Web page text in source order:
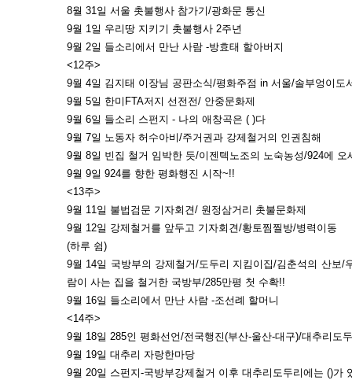
8월 31일 서울 촛불행사 참가기/광화문 통신
9월 1일 우리땅 지키기 촛불행사 2주년
9월 2일 들소리에서 만난 사람 -방효태 할아버지
<12주>
9월 4일 김지태 이장님 공판소식/평화주점 in 서울/솔부엉이도
9월 5일 한미FTA저지 선전전/ 안중문화제
9월 6일 들소리 스펀지 - 나의 애창곡은 ( )다
9월 7일 노동자 허수아비/주거권과 강제철거의 인권침해
9월 8일 빈집 철거 임박한 듯/이젠텍노조의 노숙농성/924에
9월 9일 924를 향한 평화행진 시작~!!
<13주>
9월 11일 불법검문 기자회견/ 원정삼거리 촛불문화제
9월 12일 강제철거를 앞두고 기자회견/황토찜찔방/병력이동
(하루 쉼)
9월 14일 국방부의 강제철거/도두리 지킴이집/김춘석의 산보/
람이 사는 집을 철거한 국방부/285만평 첫 수확!!
9월 16일 들소리에서 만난 사람 -조선례 할머니
<14주>
9월 18일 285인 평화선언/전국행진(부산-울산-대구)/대추리도
9월 19일 대추리 자랑한마당
9월 20일 스펀지-국방부강제철거 이후 대추리도두리에는 ()가